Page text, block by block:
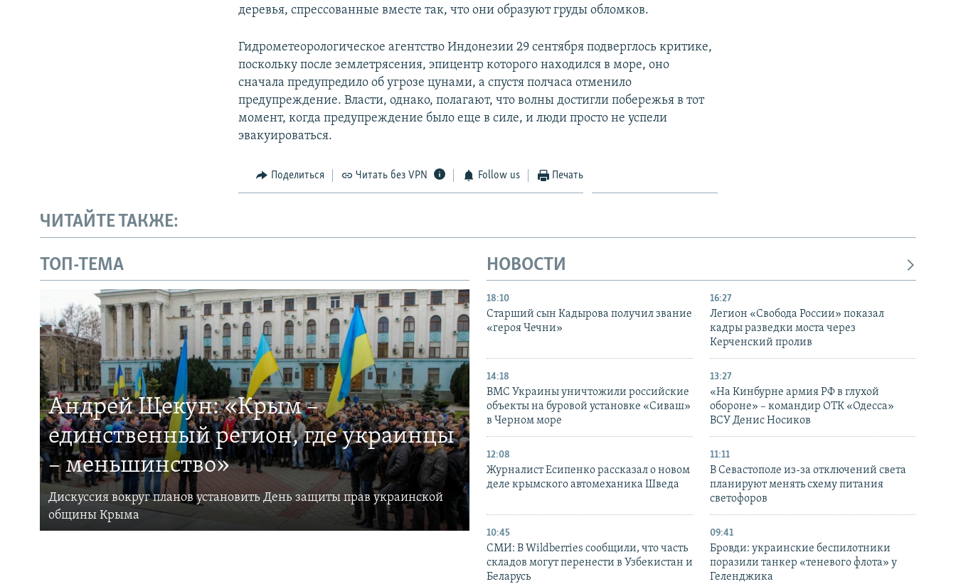
деревья, спрессованные вместе так, что они образуют груды обломков.
Гидрометеорологическое агентство Индонезии 29 сентября подверглось критике,
поскольку после землетрясения, эпицентр которого находился в море, оно
сначала предупредило об угрозе цунами, а спустя полчаса отменило
предупреждение. Власти, однако, полагают, что волны достигли побережья в тот
момент, когда предупреждение было еще в силе, и люди просто не успели
эвакуироваться.
Поделиться Читать без VPN Follow us Печать
ЧИТАЙТЕ ТАКЖЕ:
ТОП-ТЕМА
Андрей Щекун: «Крым –
единственный регион, где украинцы
– меньшинство»
Дискуссия вокруг планов установить День защиты прав украинской
общины Крыма
НОВОСТИ
18:10
Старший сын Кадырова получил звание
«героя Чечни»
16:27
Легион «Свобода России» показал
кадры разведки моста через
Керченский пролив
14:18
ВМС Украины уничтожили российские
объекты на буровой установке «Сиваш»
в Черном море
13:27
«На Кинбурне армия РФ в глухой
обороне» – командир ОТК «Одесса»
ВСУ Денис Носиков
12:08
Журналист Есипенко рассказал о новом
деле крымского автомеханика Шведа
11:11
В Севастополе из-за отключений света
планируют менять схему питания
светофоров
10:45
СМИ: В Wildberries сообщили, что часть
складов могут перенести в Узбекистан и
Беларусь
09:41
Бровди: украинские беспилотники
поразили танкер «теневого флота» у
Геленджика